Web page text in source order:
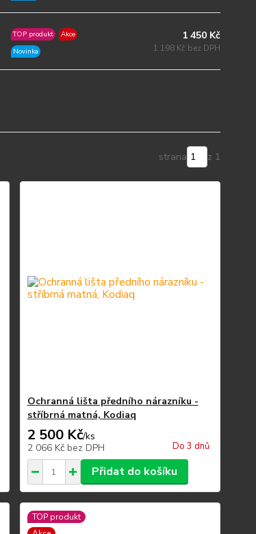
TOP produkt
Akce
Novinka
1 450 Kč
1 198 Kč bez DPH
strana z 1
Ochranná lišta předního nárazníku -
stříbrná matná, Kodiaq
2 500 Kč/ks
2 066 Kč bez DPH Do 3 dnů
Přidat do košíku
TOP produkt